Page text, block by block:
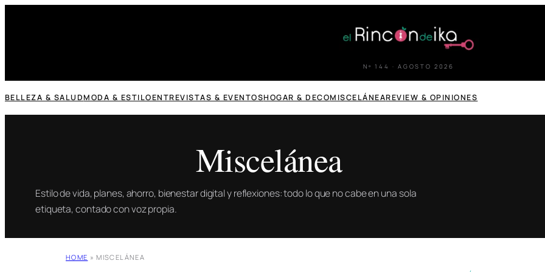
Nº 144 · AGOSTO 2026
BELLEZA & SALUDMODA & ESTILOENTREVISTAS & EVENTOSHOGAR & DECOMISCELÁNEAREVIEW & OPINIONES
Miscelánea
Estilo de vida, planes, ahorro, bienestar digital y reflexiones: todo lo que no cabe en una sola
etiqueta, contado con voz propia.
HOME » MISCELÁNEA